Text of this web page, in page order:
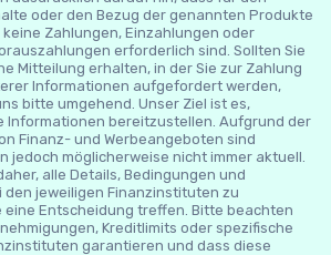
oder den Bezug der genannten Produkte
Zahlungen, Einzahlungen oder
erforderlich sind. Sollten Sie
Mitteilung erhalten, in der Sie zur Zahlung
Informationen aufgefordert werden,
bitte umgehend. Unser Ziel ist es,
Informationen bereitzustellen. Aufgrund der
Finanz- und Werbeangeboten sind
jedoch möglicherweise nicht immer aktuell.
alle Details, Bedingungen und
den jeweiligen Finanzinstituten zu
eine Entscheidung treffen. Bitte beachten
Kreditlimits oder spezifische
garantieren und dass diese